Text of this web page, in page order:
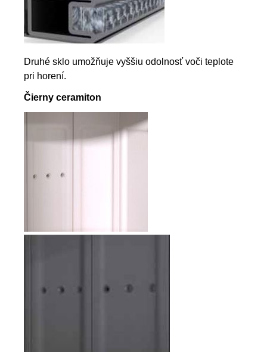
Druhé sklo umožňuje vyššiu odolnosť voči teplote
pri horení.
Čierny ceramiton